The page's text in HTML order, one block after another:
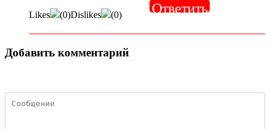
Likes (0)Dislikes (0) Ответить
Добавить комментарий